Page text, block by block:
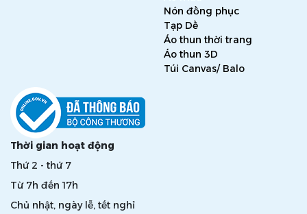
Nón đồng phục
Tạp Dề
Áo thun thời trang
Áo thun 3D
Túi Canvas/ Balo
Thời gian hoạt động
Thứ 2 - thứ 7
Từ 7h đến 17h
Chủ nhật, ngày lễ, tết nghỉ